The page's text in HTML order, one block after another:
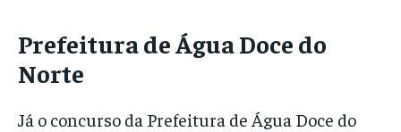
Prefeitura de Água Doce do
Norte
Já o concurso da Prefeitura de Água Doce do